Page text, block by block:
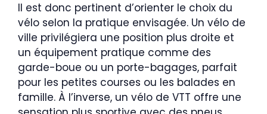
Il est donc pertinent d’orienter le choix du
vélo selon la pratique envisagée. Un vélo de
ville privilégiera une position plus droite et
un équipement pratique comme des
garde-boue ou un porte-bagages, parfait
pour les petites courses ou les balades en
famille. À l’inverse, un vélo de VTT offre une